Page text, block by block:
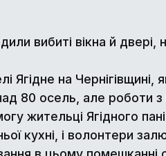
вибиті вікна й двері,
на Чернігівщині,
80 осель, але роботи
жительці Ягідного
кухні, і волонтери